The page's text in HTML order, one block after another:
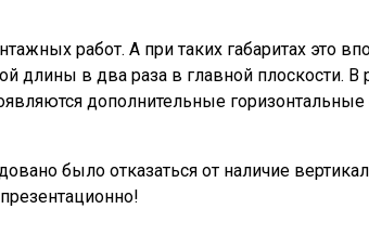
работ. А при таких габаритах это
в два раза в главной плоскости. В
дополнительные
было отказаться от наличие